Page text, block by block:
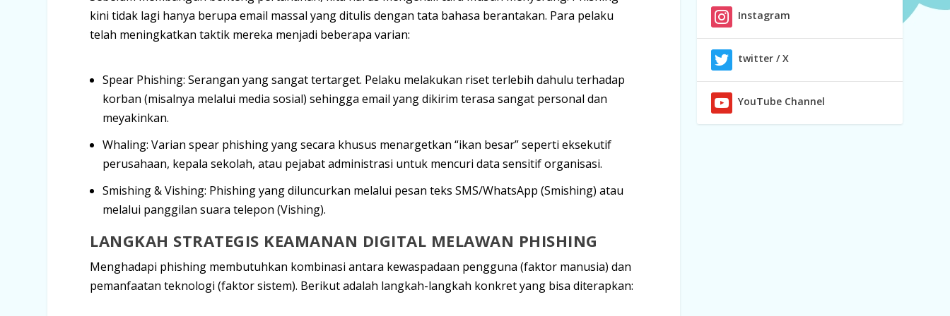
kini tidak lagi hanya berupa email massal yang ditulis dengan tata bahasa berantakan. Para pelaku
telah meningkatkan taktik mereka menjadi beberapa varian:
Spear Phishing: Serangan yang sangat tertarget. Pelaku melakukan riset terlebih dahulu terhadap
korban (misalnya melalui media sosial) sehingga email yang dikirim terasa sangat personal dan
meyakinkan.
Whaling: Varianspear phishingyang secara khusus menargetkan “ikan besar” seperti eksekutif
perusahaan, kepala sekolah, atau pejabat administrasi untuk mencuri data sensitif organisasi.
Smishing & Vishing: Phishingyang diluncurkan melalui pesan teks SMS/WhatsApp (Smishing) atau
melalui panggilan suara telepon (Vishing).
LANGKAH STRATEGIS KEAMANAN DIGITAL MELAWAN PHISHING
Menghadapi phishing membutuhkan kombinasi antara kewaspadaan pengguna (faktor manusia) dan
pemanfaatan teknologi (faktor sistem). Berikut adalah langkah-langkah konkret yang bisa diterapkan:
Instagram
twitter / X
YouTube Channel